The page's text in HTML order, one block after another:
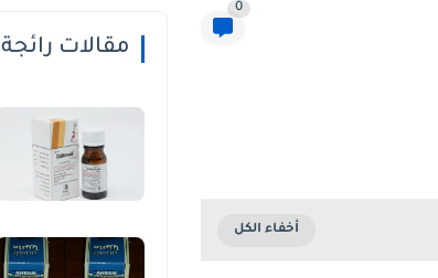
0
مقالات رائجة